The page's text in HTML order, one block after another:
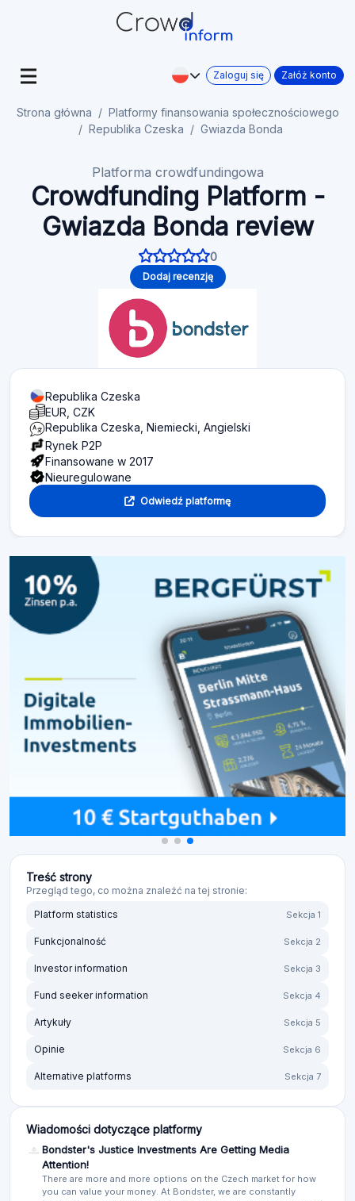
Zaloguj się Załóż konto
Strona główna
Platformy finansowania społecznościowego
Republika Czeska
Gwiazda Bonda
Platforma crowdfundingowa
Crowdfunding Platform -
Gwiazda Bonda review
0
Dodaj recenzję
Republika Czeska
EUR, CZK
Republika Czeska, Niemiecki, Angielski
Rynek P2P
Finansowane w 2017
Nieuregulowane
Odwiedź platformę
Treść strony
Przegląd tego, co można znaleźć na tej stronie:
Platform statistics
Sekcja 1
Funkcjonalność Sekcja 2
Investor information Sekcja 3
Fund seeker information Sekcja 4
Artykuły Sekcja 5
Opinie Sekcja 6
Alternative platforms Sekcja 7
Wiadomości dotyczące platformy
Bondster's Justice Investments Are Getting Media
Attention!
There are more and more options on the Czech market for how
you can value your money. At Bondster, we are constantly